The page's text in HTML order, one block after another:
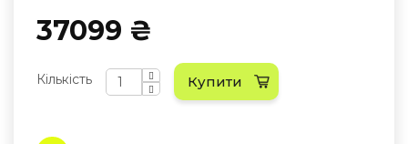
37099 ₴
Кількість Купити